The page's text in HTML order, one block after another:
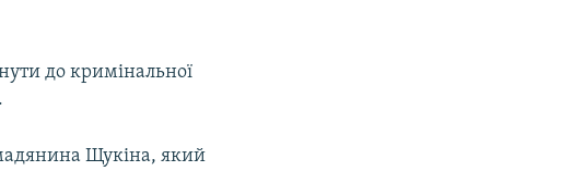
до кримінальної
Щукіна, який